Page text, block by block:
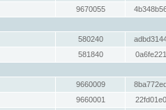
9670055
580240
581840
9660009
9660001